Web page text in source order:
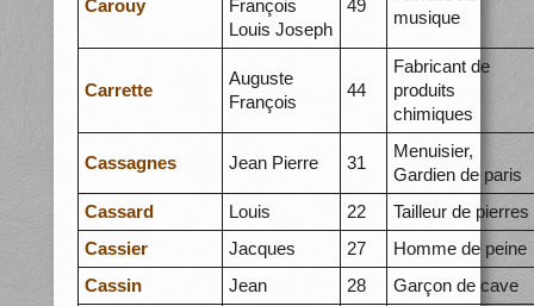
Carouy
François
Louis Joseph
49
musique
Carrette
Auguste
François
44
Fabricant de
produits
chimiques
Cassagnes Jean Pierre 31
Menuisier,
Gardien de paris
Cassard
Louis 22
Tailleur de pierres
Cassier
Jacques 27
Homme de peine
Cassin
Jean 28 Garçon de cave